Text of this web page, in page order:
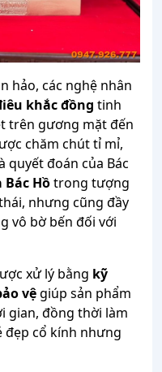
hảo, các nghệ nhân
khắc đồng tinh
trên gương mặt đến
chăm chút tỉ mỉ,
quyết đoán của Bác
Hồtrong tượng
nhưng cũng đầy
vô bờ bến đối với
xử lý bằng kỹ
vệgiúp sản phẩm
gian, đồng thời làm
đẹp cổ kính nhưng